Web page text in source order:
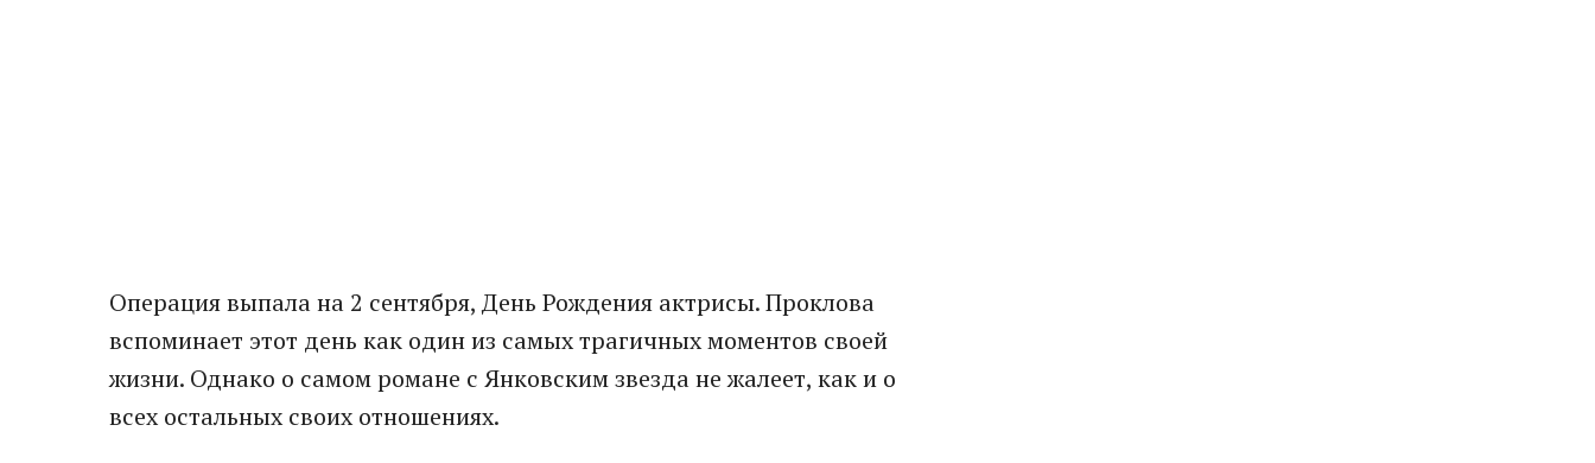
Операция выпала на 2 сентября, День Рождения актрисы. Проклова
вспоминает этот день как один из самых трагичных моментов своей
жизни. Однако о самом романе с Янковским звезда не жалеет, как и о
всех остальных своих отношениях.